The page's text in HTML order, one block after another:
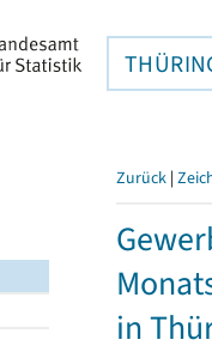
Zurück |
in